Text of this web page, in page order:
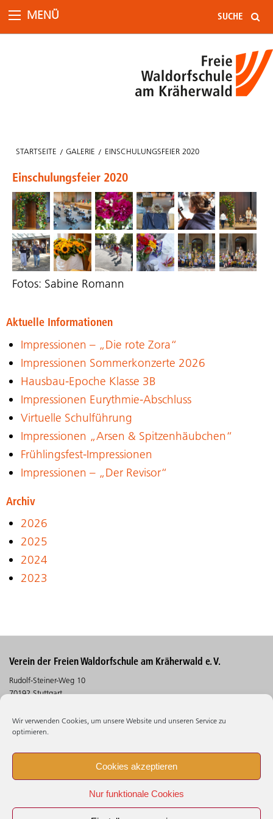
Wir verwenden Cookies, um unsere Website und unseren Service zu
optimieren.
Cookies akzeptieren
Nur funktionale Cookies
MENÜ
STARTSEITE GALERIE EINSCHULUNGSFEIER 2020
Einschulungsfeier 2020
Fotos: Sabine Romann
Aktuelle Informationen
Impressionen – „Die rote Zora“
Impressionen Sommerkonzerte 2026
Hausbau-Epoche Klasse 3B
Impressionen Eurythmie-Abschluss
Virtuelle Schulführung
Impressionen „Arsen & Spitzenhäubchen“
Frühlingsfest-Impressionen
Impressionen – „Der Revisor“
Archiv
2026
2025
2024
2023
Verein der Freien Waldorfschule am Kräherwald e. V.
Rudolf-Steiner-Weg 10
70192 Stuttgart
Telefon (0711) 30 5 30 - 530
Telefax (0711) 30 5 30 - 106